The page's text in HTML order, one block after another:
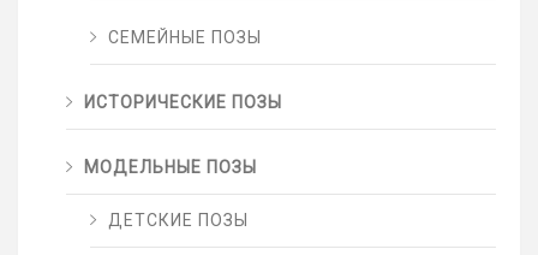
СЕМЕЙНЫЕ ПОЗЫ
ИСТОРИЧЕСКИЕ ПОЗЫ
МОДЕЛЬНЫЕ ПОЗЫ
ДЕТСКИЕ ПОЗЫ